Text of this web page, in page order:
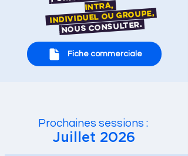
Intra,
individuel ou groupe,
nous consulter.
Fiche commerciale
Prochaines sessions :
Juillet 2026